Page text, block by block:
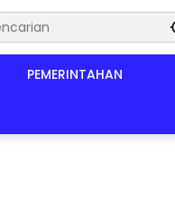
PEMERINTAHAN